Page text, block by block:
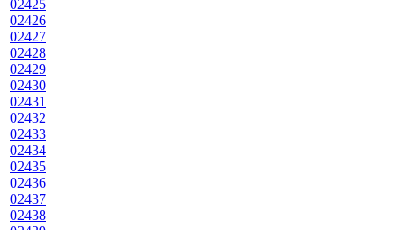
02425
02426
02427
02428
02429
02430
02431
02432
02433
02434
02435
02436
02437
02438